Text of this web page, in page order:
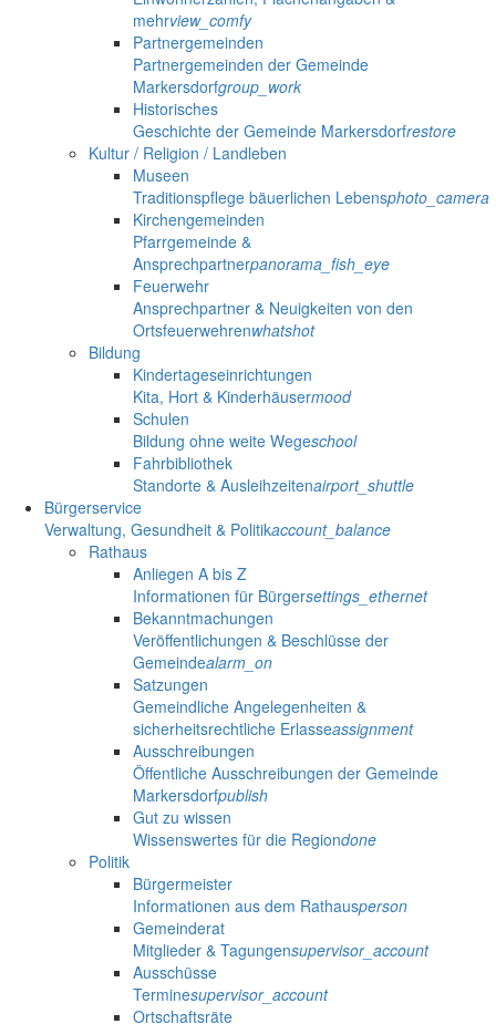
mehrview_comfy
Partnergemeinden
Partnergemeinden der Gemeinde
Markersdorfgroup_work
Historisches
Geschichte der Gemeinde Markersdorfrestore
Kultur / Religion / Landleben
Museen
Traditionspflege bäuerlichen Lebensphoto_camera
Kirchengemeinden
Pfarrgemeinde &
Ansprechpartnerpanorama_fish_eye
Feuerwehr
Ansprechpartner & Neuigkeiten von den
Ortsfeuerwehrenwhatshot
Bildung
Kindertageseinrichtungen
Kita, Hort & Kinderhäusermood
Schulen
Bildung ohne weite Wegeschool
Fahrbibliothek
Standorte & Ausleihzeitenairport_shuttle
Bürgerservice
Verwaltung, Gesundheit & Politikaccount_balance
Rathaus
Anliegen A bis Z
Informationen für Bürgersettings_ethernet
Bekanntmachungen
Veröffentlichungen & Beschlüsse der
Gemeindealarm_on
Satzungen
Gemeindliche Angelegenheiten &
sicherheitsrechtliche Erlasseassignment
Ausschreibungen
Öffentliche Ausschreibungen der Gemeinde
Markersdorfpublish
Gut zu wissen
Wissenswertes für die Regiondone
Politik
Bürgermeister
Informationen aus dem Rathausperson
Gemeinderat
Mitglieder & Tagungensupervisor_account
Ausschüsse
Terminesupervisor_account
Ortschaftsräte